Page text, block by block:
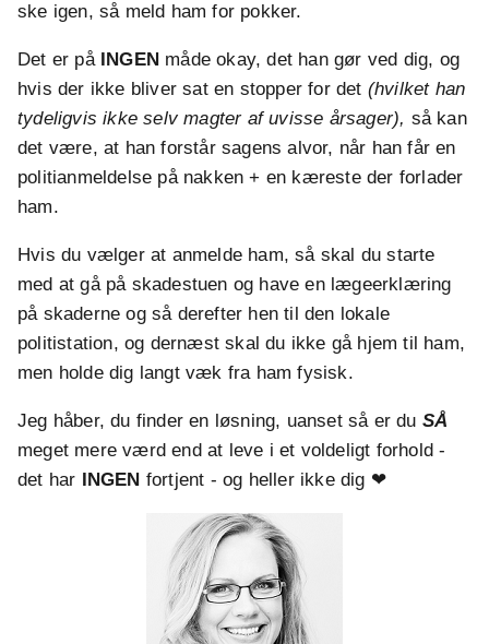
ske igen, så meld ham for pokker.
Det er påINGEN måde okay, det han gør ved dig, og
hvis der ikke bliver sat en stopper for det (hvilket han
tydeligvis ikke selv magter af uvisse årsager), så kan
det være, at han forstår sagens alvor, når han får en
politianmeldelse på nakken + en kæreste der forlader
ham.
Hvis du vælger at anmelde ham, så skal du starte
med at gå på skadestuen og have en lægeerklæring
på skaderne og så derefter hen til den lokale
politistation, og dernæst skal du ikke gå hjem til ham,
men holde dig langt væk fra ham fysisk.
Jeg håber, du finder en løsning, uanset så er du SÅ
meget mere værd end at leve i et voldeligt forhold -
det har INGEN fortjent - og heller ikke dig ❤